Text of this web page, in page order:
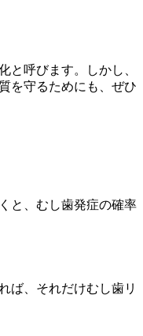
と呼びます。しかし、
を守るためにも、ぜひ
と、むし歯発症の確率
ば、それだけむし歯リ